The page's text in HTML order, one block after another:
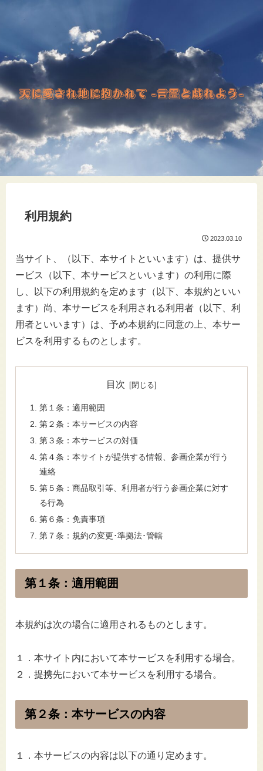
利用規約
2023.03.10
当サイト、（以下、本サイトといいます）は、提供サ
ービス（以下、本サービスといいます）の利用に際
し、以下の利用規約を定めます（以下、本規約といい
ます）尚、本サービスを利用される利用者（以下、利
用者といいます）は、予め本規約に同意の上、本サー
ビスを利用するものとします。
目次
第１条：適用範囲
第２条：本サービスの内容
第３条：本サービスの対価
第４条：本サイトが提供する情報、参画企業が行う
連絡
第５条：商品取引等、利用者が行う参画企業に対す
る行為
第６条：免責事項
第７条：規約の変更･準拠法･管轄
第１条：適用範囲
本規約は次の場合に適用されるものとします。
１．本サイト内において本サービスを利用する場合。
２．提携先において本サービスを利用する場合。
第２条：本サービスの内容
１．本サービスの内容は以下の通り定めます。